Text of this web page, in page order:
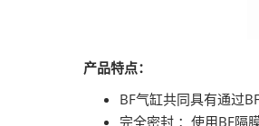
产品特点：
BF气缸共同具有通过
完全密封 ：使用BF隔